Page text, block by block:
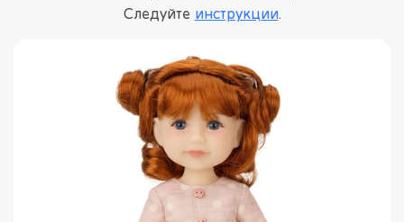
Следуйте инструкции.